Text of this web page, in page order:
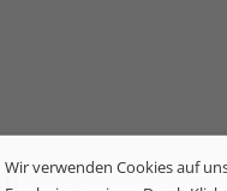
Wir verwenden Cookies auf